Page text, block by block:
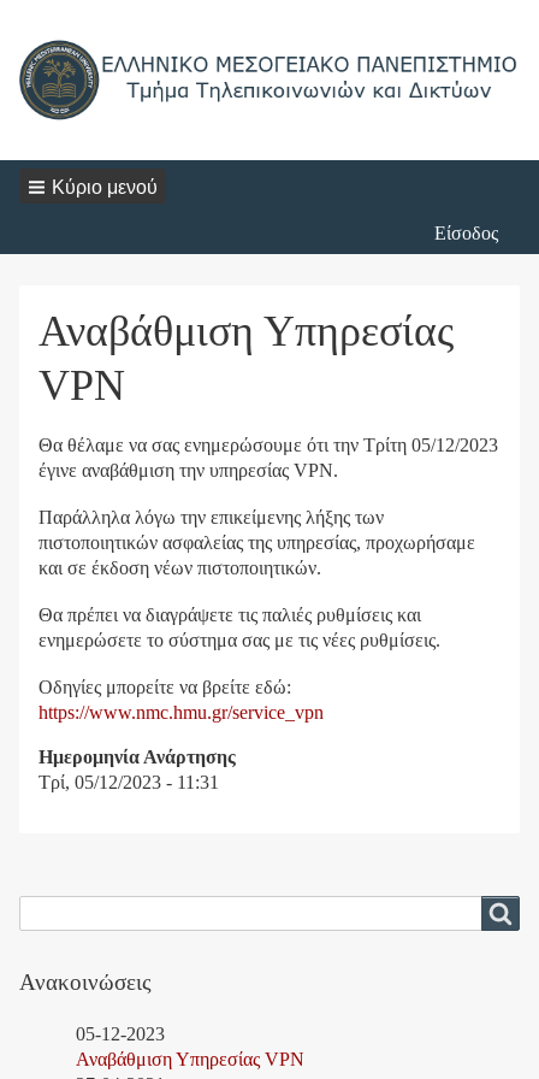
Κύριο μενού
Είσοδος
Αναβάθμιση Υπηρεσίας
VPN
Θα θέλαμε να σας ενημερώσουμε ότι την Τρίτη 05/12/2023
έγινε αναβάθμιση την υπηρεσίας VPN.
Παράλληλα λόγω την επικείμενης λήξης των
πιστοποιητικών ασφαλείας της υπηρεσίας, προχωρήσαμε
και σε έκδοση νέων πιστοποιητικών.
Θα πρέπει να διαγράψετε τις παλιές ρυθμίσεις και
ενημερώσετε το σύστημα σας με τις νέες ρυθμίσεις.
Οδηγίες μπορείτε να βρείτε εδώ:
https://www.nmc.hmu.gr/service_vpn
Ημερομηνία Ανάρτησης
Τρί, 05/12/2023 - 11:31
Ανακοινώσεις
05-12-2023
Αναβάθμιση Υπηρεσίας VPN